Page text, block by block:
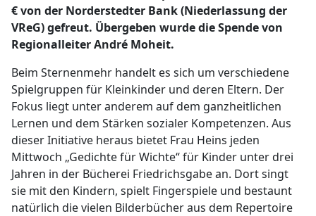
€ von der Norderstedter Bank (Niederlassung der
VReG) gefreut. Übergeben wurde die Spende von
Regionalleiter André Moheit.
Beim Sternenmehr handelt es sich um verschiedene
Spielgruppen für Kleinkinder und deren Eltern. Der
Fokus liegt unter anderem auf dem ganzheitlichen
Lernen und dem Stärken sozialer Kompetenzen. Aus
dieser Initiative heraus bietet Frau Heins jeden
Mittwoch „Gedichte für Wichte“ für Kinder unter drei
Jahren in der Bücherei Friedrichsgabe an. Dort singt
sie mit den Kindern, spielt Fingerspiele und bestaunt
natürlich die vielen Bilderbücher aus dem Repertoire